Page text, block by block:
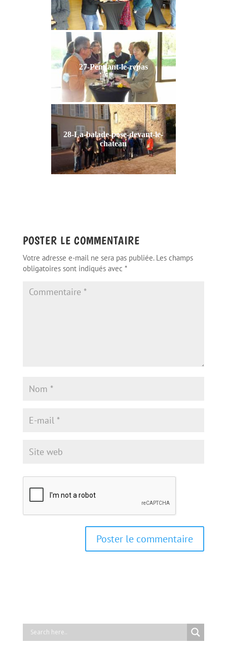
27-Pendant-le-repas
28-La-balade-pose-devant-le-
chateau
POSTER LE COMMENTAIRE
Votre adresse e-mail ne sera pas publiée. Les champs
obligatoires sont indiqués avec *